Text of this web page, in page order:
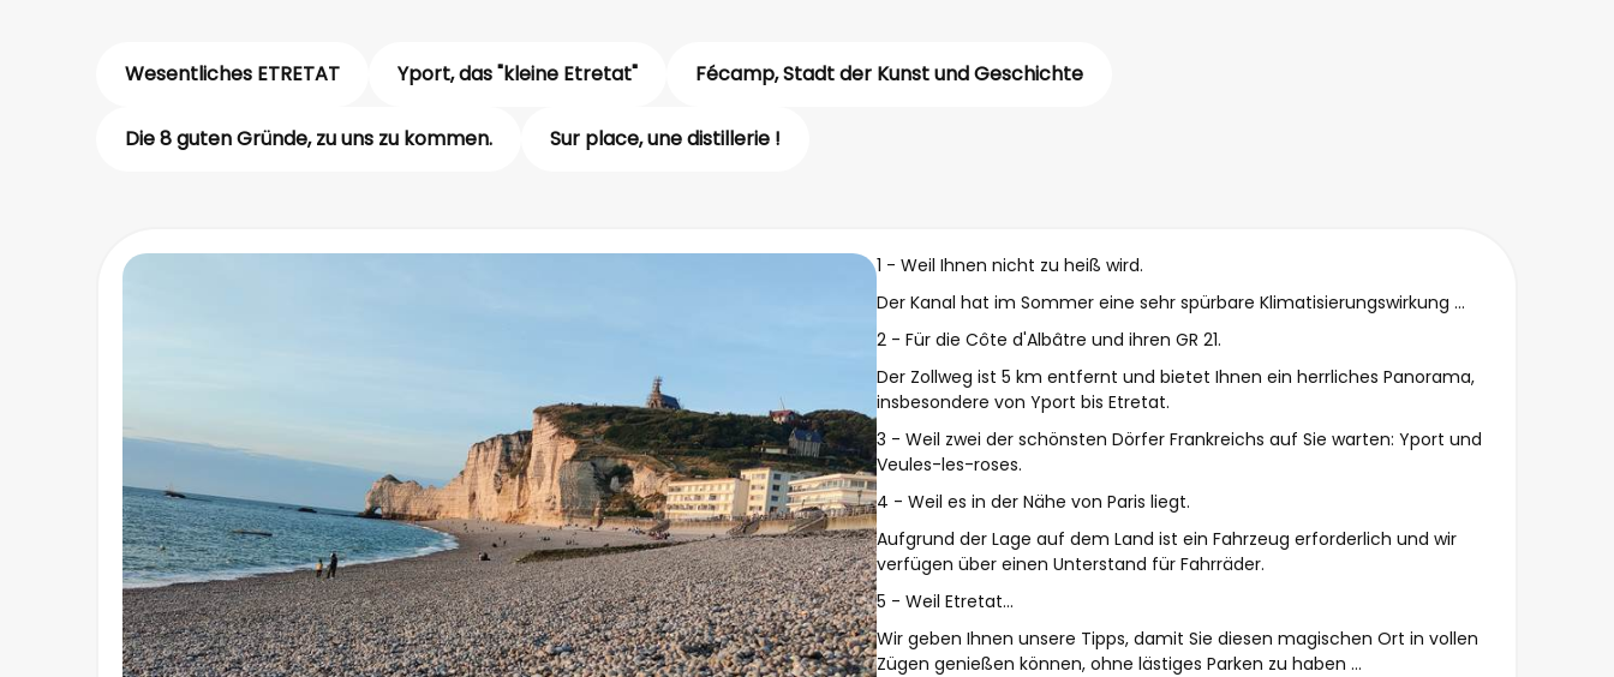
Wesentliches ETRETAT Yport, das "kleine Etretat" Fécamp, Stadt der Kunst und Geschichte
Die 8 guten Gründe, zu uns zu kommen. Sur place, une distillerie !
1 - Weil Ihnen nicht zu heiß wird.
Der Kanal hat im Sommer eine sehr spürbare Klimatisierungswirkung ...
2 - Für die Côte d'Albâtre und ihren GR 21.
Der Zollweg ist 5 km entfernt und bietet Ihnen ein herrliches Panorama,
insbesondere von Yport bis Etretat.
3 - Weil zwei der schönsten Dörfer Frankreichs auf Sie warten: Yport und
Veules-les-roses.
4 - Weil es in der Nähe von Paris liegt.
Aufgrund der Lage auf dem Land ist ein Fahrzeug erforderlich und wir
verfügen über einen Unterstand für Fahrräder.
5 - Weil Etretat...
Wir geben Ihnen unsere Tipps, damit Sie diesen magischen Ort in vollen
Zügen genießen können, ohne lästiges Parken zu haben ...